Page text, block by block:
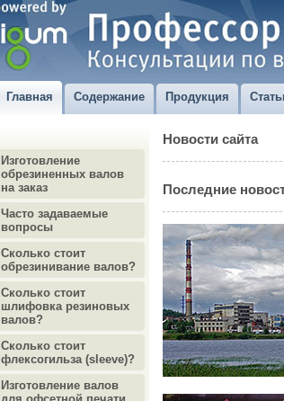
Главная Содержание Продукция
Изготовление
обрезиненных валов
на заказ
Часто задаваемые
вопросы
Сколько стоит
обрезинивание валов?
Сколько стоит
шлифовка резиновых
валов?
Сколько стоит
флексогильза (sleeve)?
Изготовление валов
Новости сайта
Последние